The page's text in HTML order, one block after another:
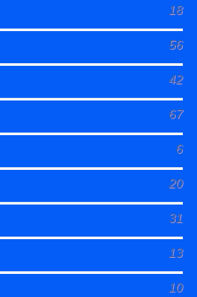
18
56
42
67
6
20
31
13
10